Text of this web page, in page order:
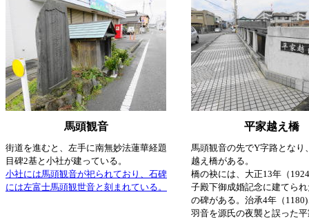
馬頭観音 平家越え橋
街道を進むと、左手に南無妙法蓮華経題
目碑2基と小社が建っている。
小社には馬頭観音が祀られており、石碑
には左富士馬頭観世音と刻まれている。
馬頭観音の先でY字路となり
越え橋がある。
橋の袂には、大正13年（
子殿下御成婚記念に建てら
の碑がある。治承4年（
羽音を源氏の夜襲と誤った